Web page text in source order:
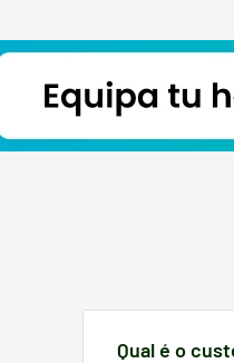
Qual é o